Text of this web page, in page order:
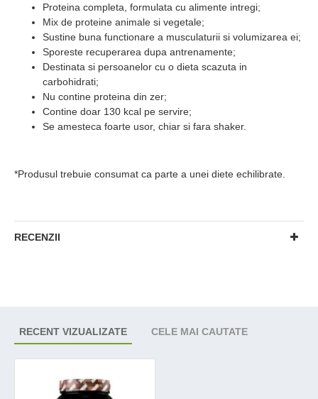
Proteina completa, formulata cu alimente intregi;
Mix de proteine animale si vegetale;
Sustine buna functionare a musculaturii si volumizarea ei;
Sporeste recuperarea dupa antrenamente;
Destinata si persoanelor cu o dieta scazuta in
carbohidrati;
Nu contine proteina din zer;
Contine doar 130 kcal pe servire;
Se amesteca foarte usor, chiar si fara shaker.
*Produsul trebuie consumat ca parte a unei diete echilibrate.
RECENZII
RECENT VIZUALIZATE CELE MAI CAUTATE